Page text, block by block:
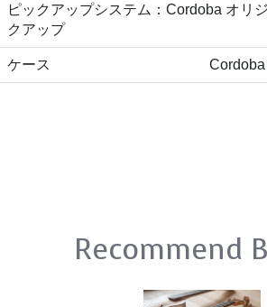
ピックアップシステム：Cordoba オリ
クアップ
ケース
Recommend